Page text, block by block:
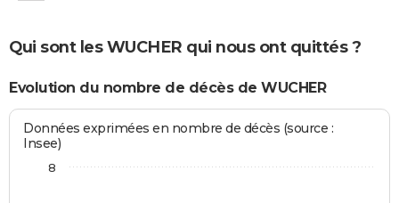
Qui sont les WUCHER qui nous ont quittés ?
Evolution du nombre de décès de WUCHER
Données exprimées en nombre de décès (source :
Insee)
8